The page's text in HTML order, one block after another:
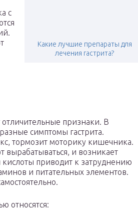
Какие лучшие препараты для
лечения гастрита?
с
признаки. В
симптомы гастрита.
тормозит моторику кишечника.
вырабатываться, и возникает
кислоты приводит к затруднению
и питательных элементов.
относятся: